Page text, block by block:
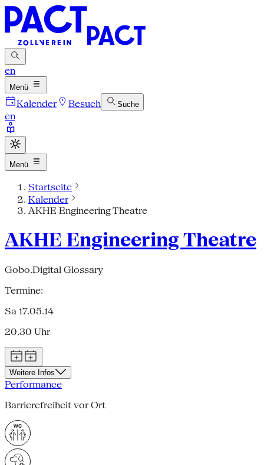
en
Menü
Kalender Besuch Suche
en
Menü
Startseite
Kalender
AKHE Engineering Theatre
AKHE Engineering Theatre
Gobo.Digital Glossary
Termine:
Sa 17.05.14
20.30 Uhr
Weitere Infos
Performance
Barrierefreiheit vor Ort